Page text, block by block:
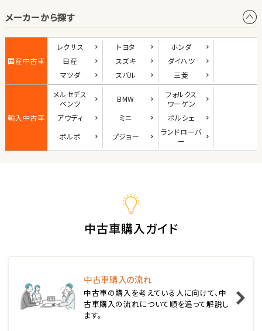
1位
ダイハツ
コペン
2
ロードスター
ホンダ
S660
1位
メーカーから探す
国産中古車
レクサス トヨタ
ホンダ
日産
スズキ
ダイハツ
マツダ
スバル 三菱
輸入中古車
メルセデス
ベンツ
BMW
フォルクス
ワーゲン
アウディ
ミニ
ポルシェ
ボルボ
プジョー ランドローバ
ー
中古車購入ガイド
中古車購入の流れ
中古車の購入を考えている人に向けて、中
古車購入の流れについて順を追って解説し
ます。